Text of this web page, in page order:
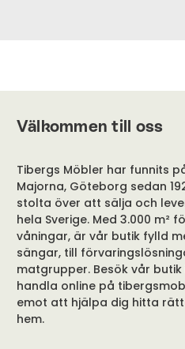
Välkommen till oss
Tibergs Möbler har funnits
Majorna, Göteborg sedan
stolta över att sälja och
hela Sverige. Med 3.000 m²
våningar, är vår butik fylld
sängar, till
matgrupper. Besök vår
handla online på
emot att hjälpa dig hitta
hem.